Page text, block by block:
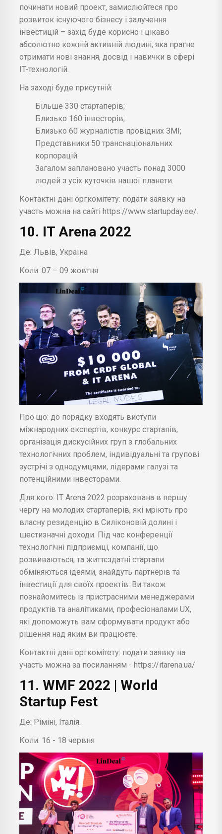
починати новий проект, замислюйтеся про
розвиток існуючого бізнесу і залучення
інвестицій – захід буде корисно і цікаво
абсолютно кожній активній людині, яка прагне
отримати нові знання, досвід і навички в сфері
IT-технологій.
На заході буде присутній:
Більше 330 стартаперів;
Близько 160 інвесторів;
Близько 60 журналістів провідних ЗМІ;
Представники 50 транснаціональних
корпорацій.
Загалом заплановано участь понад 3000
людей з усіх куточків нашої планети.
Контактні дані оргкомітету: подати заявку на
участь можна на сайті https://www.startupday.ee/.
10. IT Arena 2022
Де: Львів, Україна
Коли: 07 – 09 жовтня
Про що: до порядку входять виступи
міжнародних експертів, конкурс стартапів,
організація дискусійних груп з глобальних
технологічних проблем, індивідуальні та групові
зустрічі з однодумцями, лідерами галузі та
потенційними інвесторами.
Для кого: IT Arena 2022 розрахована в першу
чергу на молодих стартаперів, які мріють про
власну резиденцію в Силіконовій долині і
шестизначні доходи. Під час конференції
технологічні підприємці, компанії, що
розвиваються, та життєздатні стартапи
обміняються ідеями, знайдуть партнерів та
інвестиції для своїх проектів. Ви також
познайомитесь із пристрасними менеджерами
продуктів та аналітиками, професіоналами UX,
які допоможуть вам сформувати продукт або
рішення над яким ви працюєте.
Контактні дані оргкомітету: подати заявку на
участь можна за посиланням - https://itarena.ua/
11. WMF 2022 | World
Startup Fest
Де: Ріміні, Італія.
Коли: 16 - 18 червня